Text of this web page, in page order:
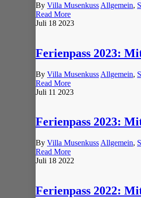
By Villa Musenkuss Allgemein,
Read More
Juli 18 2023
Ferienpass 2023:
By Villa Musenkuss Allgemein,
Read More
Juli 11 2023
Ferienpass 2023:
By Villa Musenkuss Allgemein,
Read More
Juli 18 2022
Ferienpass 2022: